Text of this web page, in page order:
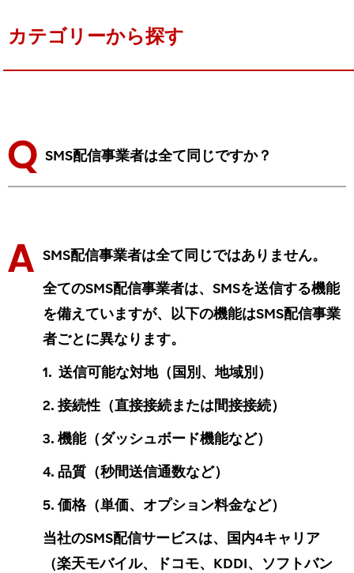
カテゴリーから探す
SMS配信事業者は全て同じですか？
SMS配信事業者は全て同じではありません。
全てのSMS配信事業者は、SMSを送信する機能
を備えていますが、以下の機能はSMS配信事業
者ごとに異なります。
1. 送信可能な対地（国別、地域別）
2. 接続性（直接接続または間接接続）
3. 機能（ダッシュボード機能など）
4. 品質（秒間送信通数など）
5. 価格（単価、オプション料金など）
当社のSMS配信サービスは、国内4キャリア
（楽天モバイル、ドコモ、KDDI、ソフトバン